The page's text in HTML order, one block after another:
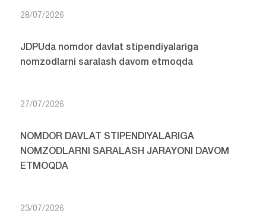
28/07/2026
JDPUda nomdor davlat stipendiyalariga
nomzodlarni saralash davom etmoqda
27/07/2026
NOMDOR DAVLAT STIPENDIYALARIGA
NOMZODLARNI SARALASH JARAYONI DAVOM
ETMOQDA
23/07/2026